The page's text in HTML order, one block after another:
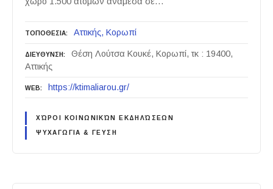
ΤΟΠΟΘΕΣΙΑ Αττικής Κορωπί
ΔΙΕΥΘΥΝΣΗ
Θέση Λούτσα Κουκέ, Κορωπί, τκ : 19400,
Αττικής
WEB https://ktimaliarou.gr/
ΧΏΡΟΙ ΚΟΙΝΩΝΙΚΏΝ ΕΚΔΗΛΏΣΕΩΝ
ΨΥΧΑΓΩΓΙΑ & ΓΕΥΣΗ